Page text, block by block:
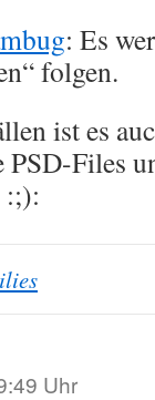
: Es
folgen.
ist es
PSD-Files
:;):
Uhr